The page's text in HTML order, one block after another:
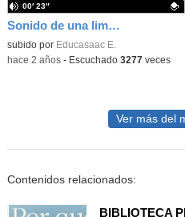
Sonido de una lima de uñas
Contenido educativo.
subido por Educasaac E.
00′ 23″
-hace 2 años- Escuchado 3277 veces
Ver más del
Contenidos relacionados: